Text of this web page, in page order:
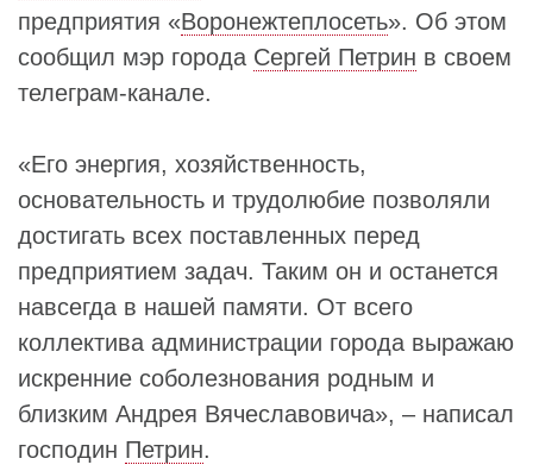
предприятия «Воронежтеплосеть». Об этом
сообщил мэр города Сергей Петрин в своем
телеграм-канале.
«Его энергия, хозяйственность,
основательность и трудолюбие позволяли
достигать всех поставленных перед
предприятием задач. Таким он и останется
навсегда в нашей памяти. От всего
коллектива администрации города выражаю
искренние соболезнования родным и
близким Андрея Вячеславовича», – написал
господин Петрин.